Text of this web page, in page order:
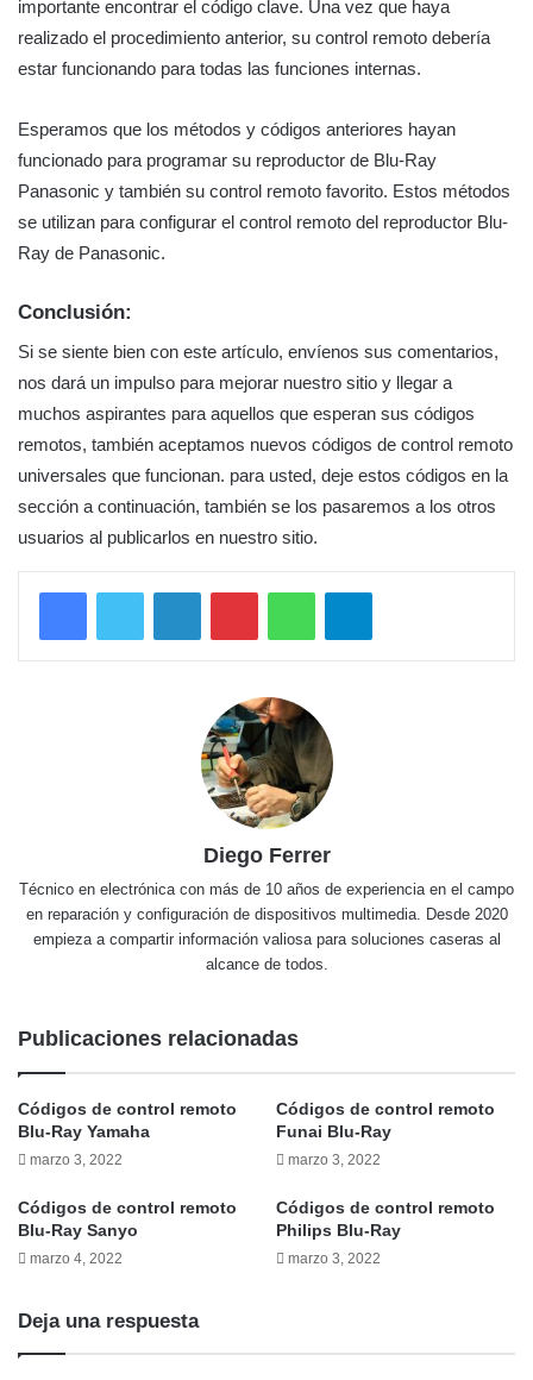
importante encontrar el código clave. Una vez que haya
realizado el procedimiento anterior, su control remoto debería
estar funcionando para todas las funciones internas.
Esperamos que los métodos y códigos anteriores hayan
funcionado para programar su reproductor de Blu-Ray
Panasonic y también su control remoto favorito. Estos métodos
se utilizan para configurar el control remoto del reproductor Blu-
Ray de Panasonic.
Conclusión:
Si se siente bien con este artículo, envíenos sus comentarios,
nos dará un impulso para mejorar nuestro sitio y llegar a
muchos aspirantes para aquellos que esperan sus códigos
remotos, también aceptamos nuevos códigos de control remoto
universales que funcionan. para usted, deje estos códigos en la
sección a continuación, también se los pasaremos a los otros
usuarios al publicarlos en nuestro sitio.
LinkedInPinterestWhatsAppTelegram
Diego Ferrer
Técnico en electrónica con más de 10 años de experiencia en el campo
en reparación y configuración de dispositivos multimedia. Desde 2020
empieza a compartir información valiosa para soluciones caseras al
alcance de todos.
Publicaciones relacionadas
Códigos de control remoto
Blu-Ray Yamaha
marzo 3, 2022
Códigos de control remoto
Funai Blu-Ray
marzo 3, 2022
Códigos de control remoto
Blu-Ray Sanyo
marzo 4, 2022
Códigos de control remoto
Philips Blu-Ray
marzo 3, 2022
Deja una respuesta